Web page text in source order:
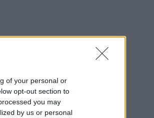
of your personal or
opt-out section to
you may
by us or personal